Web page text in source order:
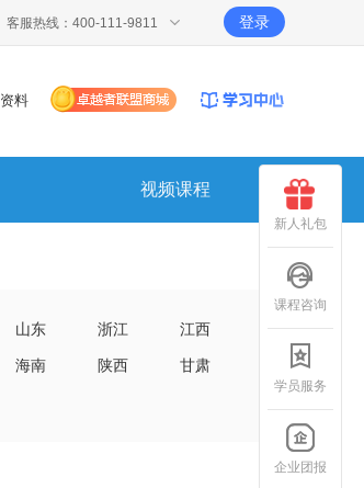
客服热线：400-111-9811 登录
资料
视频课程
山东 浙江 江西
海南 陕西 甘肃
新人礼包
课程咨询
学员服务
企业团报